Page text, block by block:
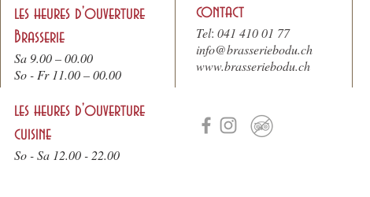
les heures d'ouverture
Brasserie
Sa 9.00 – 00.00
So - Fr 11.00 – 00.00
les heures d'ouverture
cuisine
So - Sa 12.00 - 22.00
contact
Tel: 041 410 01 77
info@brasseriebodu.ch
www.brasseriebodu.ch